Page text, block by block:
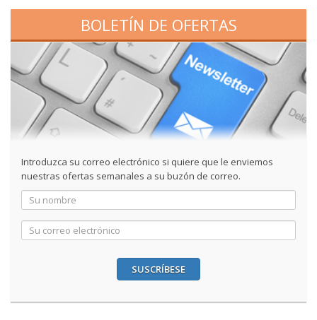
BOLETÍN DE OFERTAS
Introduzca su correo electrónico si quiere que le enviemos
nuestras ofertas semanales a su buzón de correo.
SUSCRÍBESE